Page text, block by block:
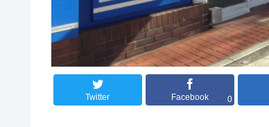
Twitter Facebook 0